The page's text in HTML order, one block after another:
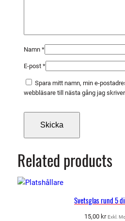
Namn *
E-post *
Spara mitt namn, min e-
webbläsare till nästa gång jag
Related products
Svetsglas rund 5
15,00 kr Exkl.